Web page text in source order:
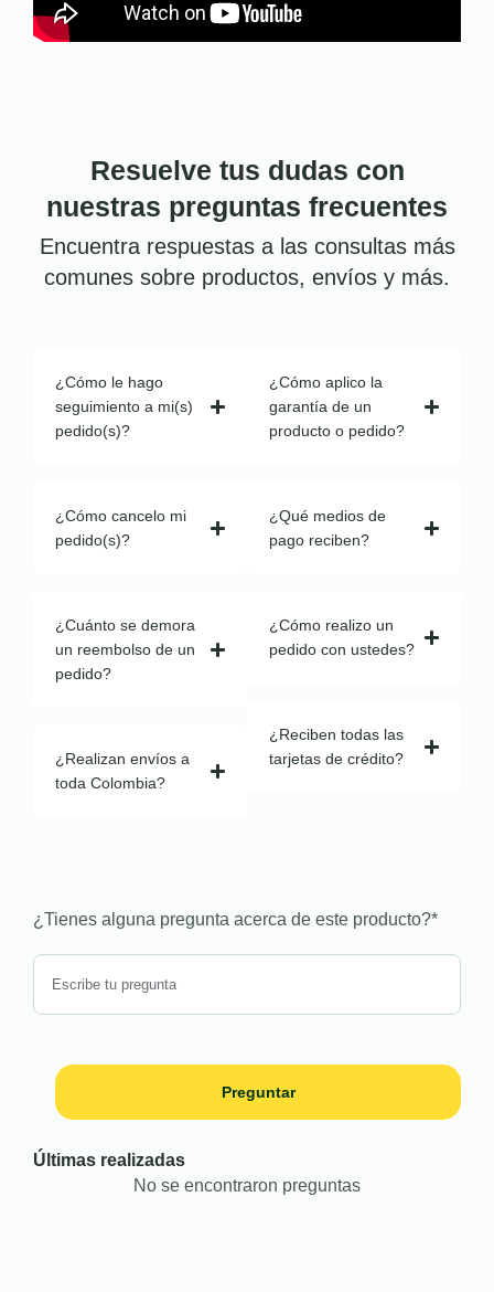
Resuelve tus dudas con
nuestras preguntas frecuentes
Encuentra respuestas a las consultas más
comunes sobre productos, envíos y más.
¿Cómo le hago
seguimiento a mi(s)
pedido(s)?
¿Cómo cancelo mi
pedido(s)?
¿Cuánto se demora
un reembolso de un
pedido?
¿Realizan envíos a
toda Colombia?
¿Cómo aplico la
garantía de un
producto o pedido?
¿Qué medios de
pago reciben?
¿Cómo realizo un
pedido con ustedes?
¿Reciben todas las
tarjetas de crédito?
¿Tienes alguna pregunta acerca de este producto?*
Preguntar
Últimas realizadas
No se encontraron preguntas